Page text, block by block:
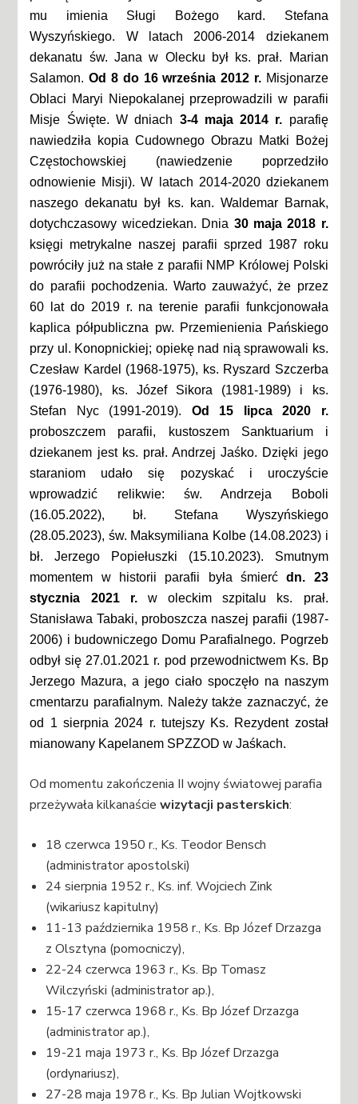
mu imienia Sługi Bożego kard. Stefana
Wyszyńskiego. W latach 2006-2014 dziekanem
dekanatu św. Jana w Olecku był ks. prał. Marian
Salamon.Od 8 do 16 września 2012 r.Misjonarze
Oblaci Maryi Niepokalanej przeprowadzili w parafii
Misje Święte. W dniach 3-4 maja 2014 r. parafię
nawiedziła kopia Cudownego Obrazu Matki Bożej
Częstochowskiej (nawiedzenie poprzedziło
odnowienie Misji). W latach 2014-2020 dziekanem
naszego dekanatu był ks. kan. Waldemar Barnak,
dotychczasowy wicedziekan. Dnia 30 maja 2018 r.
księgi metrykalne naszej parafii sprzed 1987 roku
powróciły już na stałe z parafii NMP Królowej Polski
do parafii pochodzenia. Warto zauważyć, że przez
60 lat do 2019 r. na terenie parafii funkcjonowała
kaplica półpubliczna pw. Przemienienia Pańskiego
przy ul. Konopnickiej; opiekę nad nią sprawowali ks.
Czesław Kardel (1968-1975), ks. Ryszard Szczerba
(1976-1980), ks. Józef Sikora (1981-1989) i ks.
Stefan Nyc (1991-2019). Od 15 lipca 2020 r.
proboszczem parafii, kustoszem Sanktuarium i
dziekanem jest ks. prał. Andrzej Jaśko. Dzięki jego
staraniom udało się pozyskać i uroczyście
wprowadzić relikwie: św. Andrzeja Boboli
(16.05.2022), bł. Stefana Wyszyńskiego
(28.05.2023), św. Maksymiliana Kolbe (14.08.2023) i
bł. Jerzego Popiełuszki (15.10.2023). Smutnym
momentem w historii parafii była śmierćdn. 23
stycznia 2021 r.w oleckim szpitalu ks. prał.
Stanisława Tabaki, proboszcza naszej parafii (1987-
2006) i budowniczego Domu Parafialnego. Pogrzeb
odbył się 27.01.2021 r. pod przewodnictwem Ks. Bp
Jerzego Mazura, a jego ciało spoczęło na naszym
cmentarzu parafialnym. Należy także zaznaczyć, że
od 1 sierpnia 2024 r. tutejszy Ks. Rezydent został
mianowany Kapelanem SPZZOD w Jaśkach.
Od momentu zakończenia II wojny światowej parafia
przeżywała kilkanaściewizytacji pasterskich:
18 czerwca 1950 r., Ks. Teodor Bensch
(administrator apostolski)
24 sierpnia 1952 r., Ks. inf. Wojciech Zink
(wikariusz kapitulny)
11-13 października 1958 r., Ks. Bp Józef Drzazga
z Olsztyna (pomocniczy),
22-24 czerwca 1963 r., Ks. Bp Tomasz
Wilczyński (administrator ap.),
15-17 czerwca 1968 r., Ks. Bp Józef Drzazga
(administrator ap.),
19-21 maja 1973 r., Ks. Bp Józef Drzazga
(ordynariusz),
27-28 maja 1978 r., Ks. Bp Julian Wojtkowski